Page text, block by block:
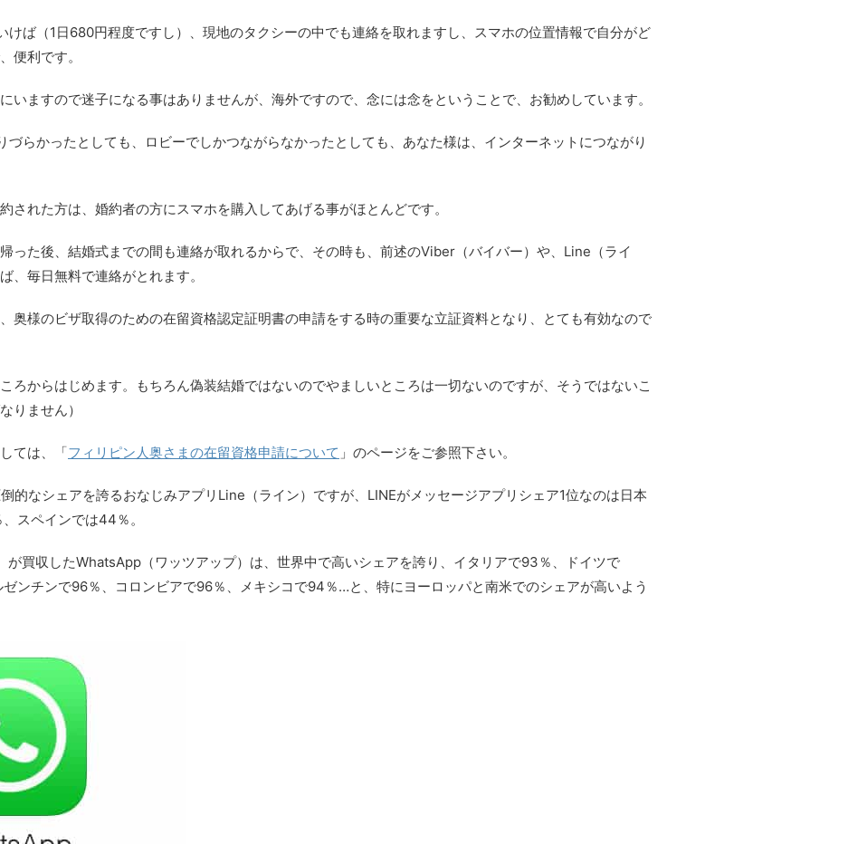
ば（1日680円程度ですし）、現地のタクシーの中でも連絡を取れますし、スマホの位置情報で自分がど
便利です。
いますので迷子になる事はありませんが、海外ですので、念には念をということで、お勧めしています。
づらかったとしても、ロビーでしかつながらなかったとしても、あなた様は、インターネットにつながり
された方は、婚約者の方にスマホを購入してあげる事がほとんどです。
った後、結婚式までの間も連絡が取れるからで、その時も、前述のViber（バイバー）や、Line（ライ
、毎日無料で連絡がとれます。
奥様のビザ取得のための在留資格認定証明書の申請をする時の重要な立証資料となり、とても有効なので
ろからはじめます。もちろん偽装結婚ではないのでやましいところは一切ないのですが、そうではないこ
りません）
ては、「フィリピン人奥さまの在留資格申請について 」のページをご参照下さい。
的なシェアを誇るおなじみアプリLine（ライン）ですが、LINEがメッセージアプリシェア1位なのは日本
スペインでは44％。
が買収したWhatsApp（ワッツアップ）は、世界中で高いシェアを誇り、イタリアで93％、ドイツで
ンチンで96％、コロンビアで96％、メキシコで94％…と、特にヨーロッパと南米でのシェアが高いよう